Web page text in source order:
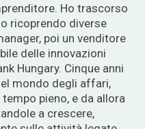
Ho trascorso
ricoprendo diverse
poi un venditore
delle innovazioni
Hungary. Cinque anni
mondo degli affari,
pieno, e da allora
a crescere,